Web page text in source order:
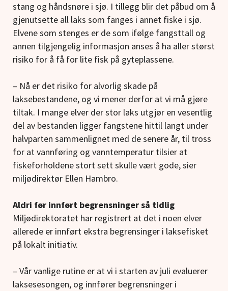
stang og håndsnøre i sjø. I tillegg blir det påbud om å
gjenutsette all laks som fanges i annet fiske i sjø.
Elvene som stenges er de som ifølge fangsttall og
annen tilgjengelig informasjon anses å ha aller størst
risiko for å få for lite fisk på gyteplassene.
– Nå er det risiko for alvorlig skade på
laksebestandene, og vi mener derfor at vi må gjøre
tiltak. I mange elver der stor laks utgjør en vesentlig
del av bestanden ligger fangstene hittil langt under
halvparten sammenlignet med de senere år, til tross
for at vannføring og vanntemperatur tilsier at
fiskeforholdene stort sett skulle vært gode, sier
miljødirektør Ellen Hambro.
Aldri før innført begrensninger så tidlig
Miljødirektoratet har registrert at det i noen elver
allerede er innført ekstra begrensinger i laksefisket
på lokalt initiativ.
– Vår vanlige rutine er at vi i starten av juli evaluerer
laksesesongen, og innfører begrensninger i